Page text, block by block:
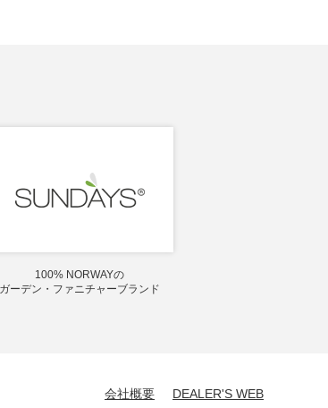
100% NORWAYの
ガーデン・ファニチャーブランド
会社概要 DEALER'S WEB